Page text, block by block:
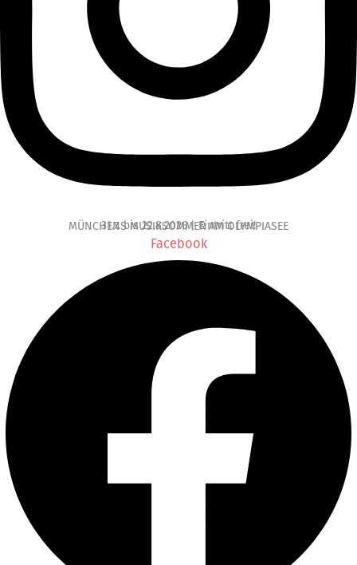
MÜNCHENS MUSIKSOMMER AM OLYMPIASEE
31.7. bis 22.8.2026 | Eintritt frei!
Facebook